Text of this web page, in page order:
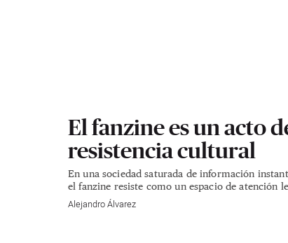
El fanzine es un acto
resistencia cultural
En una sociedad saturada de información
el fanzine resiste como un espacio de atención
Alejandro Álvarez